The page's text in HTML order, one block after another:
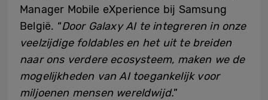
Manager Mobile eXperience bij Samsung
België. “Door Galaxy AI te integreren in onze
veelzijdige foldables en het uit te breiden
naar ons verdere ecosysteem, maken we de
mogelijkheden van AI toegankelijk voor
miljoenen mensen wereldwijd.”